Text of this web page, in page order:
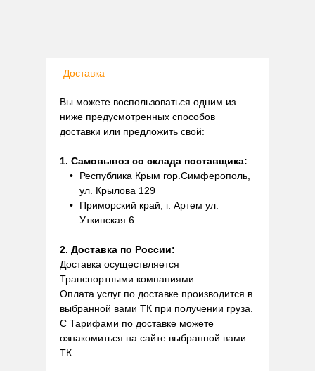
Доставка
Вы можете воспользоваться одним из
ниже предусмотренных способов
доставки или предложить свой:
1. Самовывоз со склада поставщика:
Республика Крым гор.Симферополь,
ул. Крылова 129
Приморский край, г. Артем ул.
Уткинская 6
2. Доставка по России:
Доставка осуществляется
Транспортными компаниями.
Оплата услуг по доставке производится в
выбранной вами ТК при получении груза.
С Тарифами по доставке можете
ознакомиться на сайте выбранной вами
ТК.